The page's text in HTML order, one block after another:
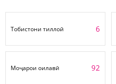
Тобистони тиллоӣ 6
Моҷарои оилавӣ 92